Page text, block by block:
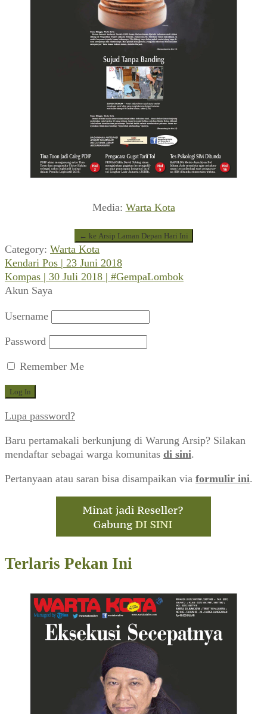
Media: Warta Kota
← ke Arsip Laman Depan Hari Ini
Category: Warta Kota
Navigasi
pos
Previous
post:
Kendari Pos | 23 Juni 2018
Next
post:
Kompas | 30 Juli 2018 | #GempaLombok
Akun Saya
Username
Password
Remember Me
Lupa password?
Baru pertamakali berkunjung di Warung Arsip? Silakan
mendaftar sebagai warga komunitas di sini.
Pertanyaan atau saran bisa disampaikan via formulir ini.
Terlaris Pekan Ini